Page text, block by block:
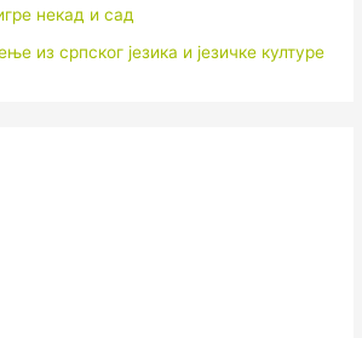
некад и сад
из српског језика и језичке културе